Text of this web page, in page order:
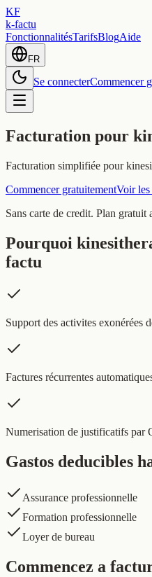
KF
k-factu
FonctionnalitésTarifsBlogAide
FR
Se connecterCommencer
Facturation pour
Facturation simplifiée pour
Commencer gratuitementVoir
Sans carte de credit. Plan gratuit
Pourquoi
factu
Support des activites exonérées
Factures récurrentes
Numerisation de justificatifs par
Gastos deducibles
Assurance professionnelle
Formation professionnelle
Loyer de bureau
Commencez a